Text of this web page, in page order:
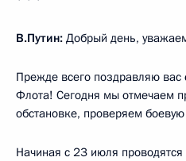
В.Путин: Добрый день,
Прежде всего поздравляю
Флота! Сегодня мы отмечаем
обстановке, проверяем боевую
Начиная с 23 июля проводятся